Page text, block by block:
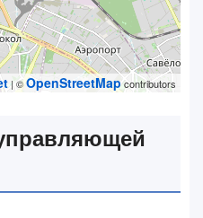
| ©OpenStreetMapcontributors